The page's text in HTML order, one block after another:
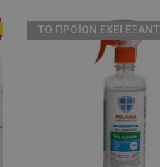
ТΟ ΠΡΟΪΌΝ ΈΧΕΙ